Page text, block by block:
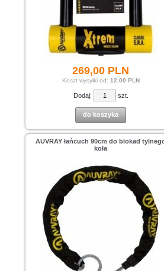
269,00 PLN
Koszt wysyłki od: 12.00 PLN
Dodaj: szt.
do koszyka
AUVRAY łańcuch 90cm do blokad
koła